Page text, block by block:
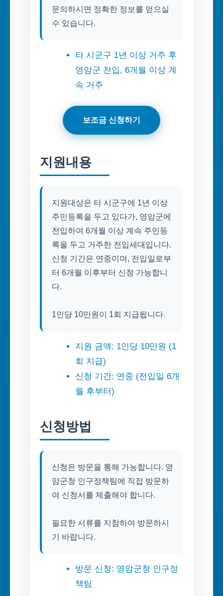
문의하시면 정확한 정보를 얻으실
수 있습니다.
타 시군구 1년 이상 거주 후
영암군 전입, 6개월 이상 계
속 거주
보조금 신청하기
지원내용
지원대상은 타 시군구에 1년 이상
주민등록을 두고 있다가, 영암군에
전입하여 6개월 이상 계속 주민등
록을 두고 거주한 전입세대입니다.
신청 기간은 연중이며, 전입일로부
터 6개월 이후부터 신청 가능합니
다.
1인당 10만원이 1회 지급됩니다.
지원 금액: 1인당 10만원 (1
회 지급)
신청 기간: 연중 (전입일 6개
월 후부터)
신청방법
신청은 방문을 통해 가능합니다. 영
암군청 인구정책팀에 직접 방문하
여 신청서를 제출해야 합니다.
필요한 서류를 지참하여 방문하시
기 바랍니다.
방문 신청: 영암군청 인구정
책팀